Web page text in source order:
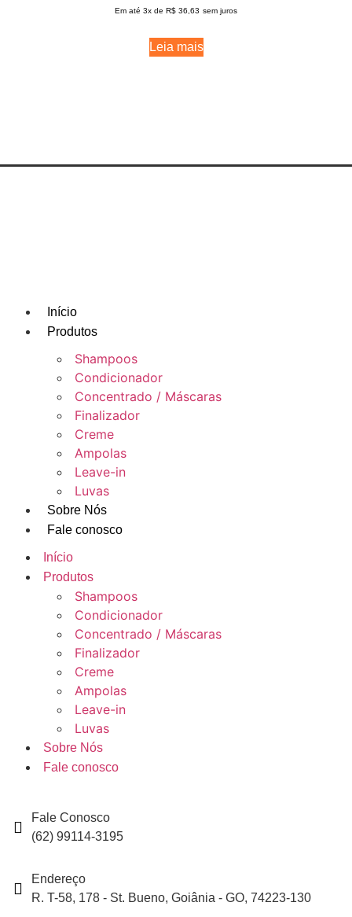
Em até 3x de R$ 36,63 sem juros
Leia mais
Início
Produtos
Shampoos
Condicionador
Concentrado / Máscaras
Finalizador
Creme
Ampolas
Leave-in
Luvas
Sobre Nós
Fale conosco
Início
Produtos
Shampoos
Condicionador
Concentrado / Máscaras
Finalizador
Creme
Ampolas
Leave-in
Luvas
Sobre Nós
Fale conosco
Fale Conosco
(62) 99114-3195
Endereço
R. T-58, 178 - St. Bueno, Goiânia - GO, 74223-130